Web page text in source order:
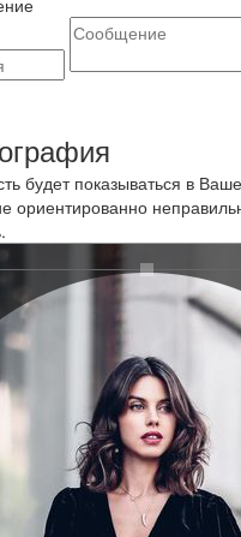
будет показываться в
ориентированно